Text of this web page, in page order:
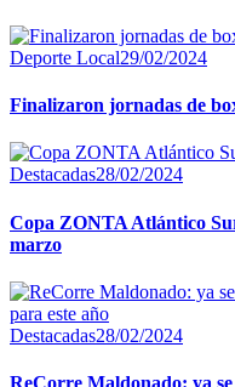
Deporte Local29/02/2024
Finalizaron jornadas de
Destacadas28/02/2024
Copa ZONTA Atlántico
marzo
Destacadas28/02/2024